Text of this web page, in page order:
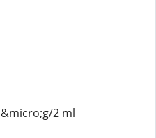
2 ml